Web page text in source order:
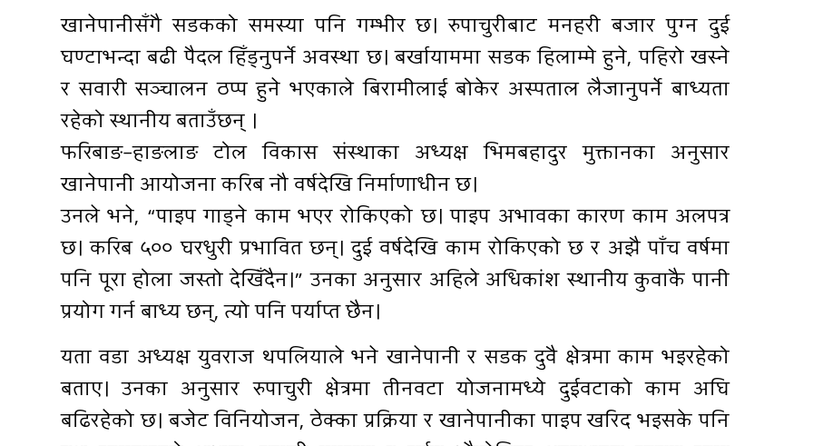
खानेपानीसँगै सडकको समस्या पनि गम्भीर छ। रुपाचुरीबाट मनहरी बजार पुग्न दुई
घण्टाभन्दा बढी पैदल हिँड्नुपर्ने अवस्था छ। बर्खायाममा सडक हिलाम्मे हुने, पहिरो खस्ने
र सवारी सञ्चालन ठप्प हुने भएकाले बिरामीलाई बोकेर अस्पताल लैजानुपर्ने बाध्यता
रहेको स्थानीय बताउँछन् ।
फरिबाङ–हाङलाङ टोल विकास संस्थाका अध्यक्ष भिमबहादुर मुक्तानका अनुसार
खानेपानी आयोजना करिब नौ वर्षदेखि निर्माणाधीन छ।
उनले भने, “पाइप गाड्ने काम भएर रोकिएको छ। पाइप अभावका कारण काम अलपत्र
छ। करिब ५०० घरधुरी प्रभावित छन्। दुई वर्षदेखि काम रोकिएको छ र अझै पाँच वर्षमा
पनि पूरा होला जस्तो देखिँदैन।” उनका अनुसार अहिले अधिकांश स्थानीय कुवाकै पानी
प्रयोग गर्न बाध्य छन्, त्यो पनि पर्याप्त छैन।
यता वडा अध्यक्ष युवराज थपलियाले भने खानेपानी र सडक दुवै क्षेत्रमा काम भइरहेको
बताए। उनका अनुसार रुपाचुरी क्षेत्रमा तीनवटा योजनामध्ये दुईवटाको काम अघि
बढिरहेको छ। बजेट विनियोजन, ठेक्का प्रक्रिया र खानेपानीका पाइप खरिद भइसके पनि